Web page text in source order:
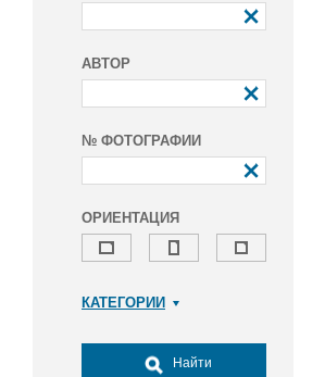
АВТОР
№ ФОТОГРАФИИ
ОРИЕНТАЦИЯ
КАТЕГОРИИ
Досуг, туризм и отдых
Найти